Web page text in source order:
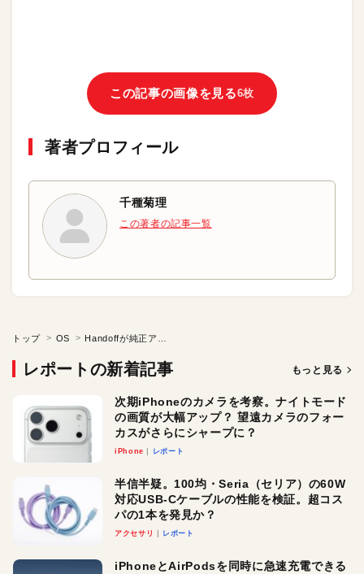
この記事の画像を見る6枚
著者プロフィール
千種菊理
この著者の記事一覧
トップ OS Handoffが純正アプリ以外に広がらないのはなぜ?
レポートの新着記事 もっと見る
次期iPhoneのカメラを考察。ナイトモード
の画質が大幅アップ？ 望遠カメラのフォー
カスがさらにシャープに？
iPhone レポート
半信半疑。100均・Seria（セリア）の60W
対応USB-Cケーブルの性能を検証。超コス
パの1本を発見か？
アクセサリ レポート
iPhoneとAirPodsを同時に急速充電できる